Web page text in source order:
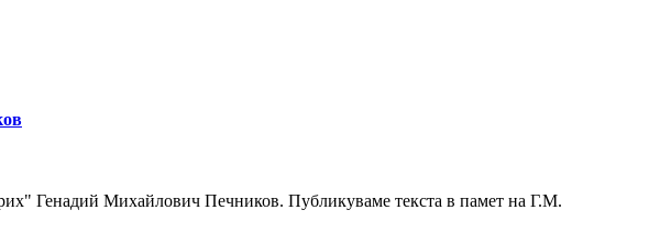
Генадий Михайлович Печников. Публикуваме текста в памет на Г.М.